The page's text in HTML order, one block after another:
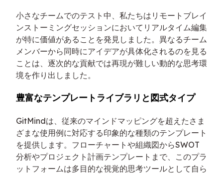
小さなチームでのテスト中、私たちはリモートブレイ
ンストーミングセッションにおいてリアルタイム編集
が特に価値があることを発見しました。異なるチーム
メンバーから同時にアイデアが具体化されるのを見る
ことは、逐次的な貢献では再現が難しい動的な思考環
境を作り出しました。
豊富なテンプレートライブラリと図式タイプ
GitMindは、従来のマインドマッピングを超えたさま
ざまな使用例に対応する印象的な種類のテンプレート
を提供します。フローチャートや組織図からSWOT
分析やプロジェクト計画テンプレートまで、このプラ
ットフォームは多目的な視覚的思考ツールとして自ら